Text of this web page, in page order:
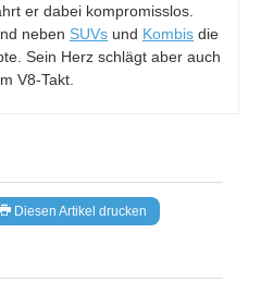
Diesen Artikel drucken
er dabei kompromisslos.
neben SUVs und Kombis die
Sein Herz schlägt aber auch
V8-Takt.